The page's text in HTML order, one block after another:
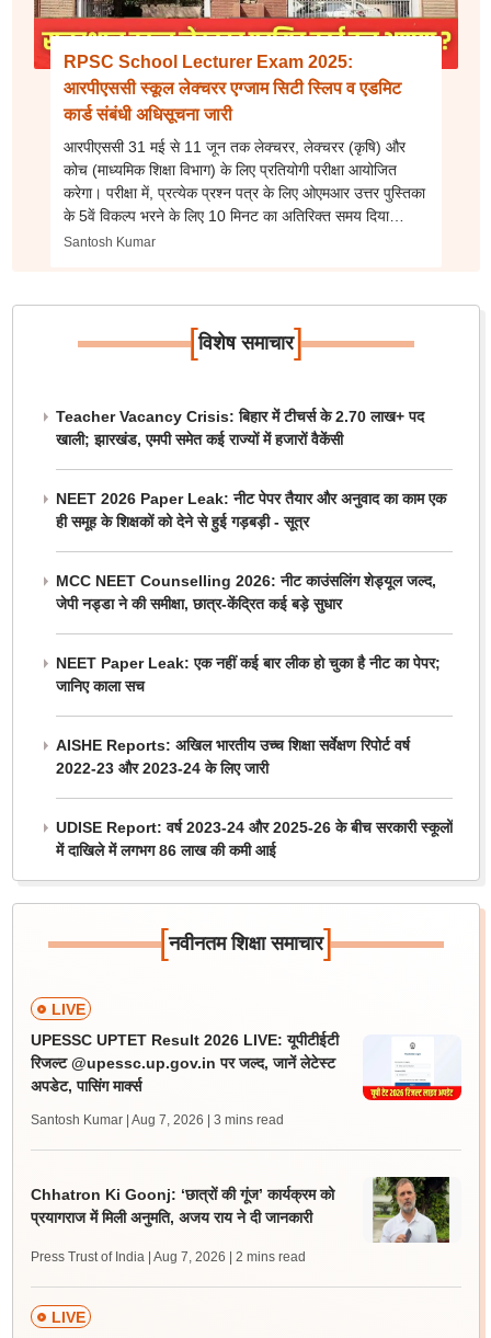
RPSC School Lecturer Exam 2025:
आरपीएससी स्कूल लेक्चरर एग्जाम सिटी स्लिप व एडमिट
कार्ड संबंधी अधिसूचना जारी
आरपीएससी 31 मई से 11 जून तक लेक्चरर, लेक्चरर (कृषि) और
कोच (माध्यमिक शिक्षा विभाग) के लिए प्रतियोगी परीक्षा आयोजित
करेगा। परीक्षा में, प्रत्येक प्रश्न पत्र के लिए ओएमआर उत्तर पुस्तिका
के 5वें विकल्प भरने के लिए 10 मिनट का अतिरिक्त समय दिया
जाएगा।
Santosh Kumar
[विशेष समाचार]
Teacher Vacancy Crisis: बिहार में टीचर्स के 2.70 लाख+ पद
खाली; झारखंड, एमपी समेत कई राज्यों में हजारों वैकेंसी
NEET 2026 Paper Leak: नीट पेपर तैयार और अनुवाद का काम एक
ही समूह के शिक्षकों को देने से हुई गड़बड़ी - सूत्र
MCC NEET Counselling 2026: नीट काउंसलिंग शेड्यूल जल्द,
जेपी नड्डा ने की समीक्षा, छात्र-केंद्रित कई बड़े सुधार
NEET Paper Leak: एक नहीं कई बार लीक हो चुका है नीट का पेपर;
जानिए काला सच
AISHE Reports: अखिल भारतीय उच्च शिक्षा सर्वेक्षण रिपोर्ट वर्ष
2022-23 और 2023-24 के लिए जारी
UDISE Report: वर्ष 2023-24 और 2025-26 के बीच सरकारी स्कूलों
में दाखिले में लगभग 86 लाख की कमी आई
[नवीनतम शिक्षा समाचार]
LIVE
UPESSC UPTET Result 2026 LIVE: यूपीटीईटी
रिजल्ट @upessc.up.gov.in पर जल्द, जानें लेटेस्ट
अपडेट, पासिंग मार्क्स
Santosh Kumar | Aug 7, 2026 | 3 mins read
Chhatron Ki Goonj: ‘छात्रों की गूंज’ कार्यक्रम को
प्रयागराज में मिली अनुमति, अजय राय ने दी जानकारी
Press Trust of India | Aug 7, 2026 | 2 mins read
LIVE